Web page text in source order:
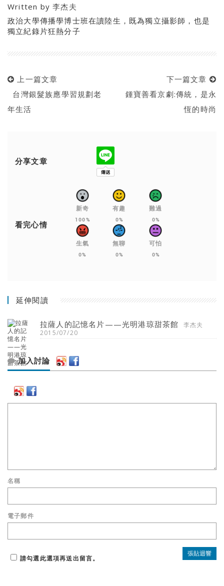
Written by李杰夫
政治大學傳播學博士班在讀陸生，既為獨立攝影師，也是
獨立紀錄片狂熱分子
上一篇文章
台灣銀髮族應學習規劃老
年生活
下一篇文章
鍾寶善看京劇:傳統，是永
恆的時尚
分享文章
看完心情
新奇
100%
有趣
0%
難過
0%
生氣
0%
無聊
0%
可怕
0%
延伸閱讀
拉薩人的記憶名片——光明港琼甜茶館
李杰夫
2015/07/20
加入討論
名稱
電子郵件
請勾選此選項再送出留言。